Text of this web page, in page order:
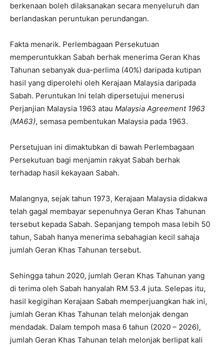
berkenaan boleh dilaksanakan secara menyeluruh dan
berlandaskan peruntukan perundangan.
Fakta menarik. Perlembagaan Persekutuan
memperuntukkan Sabah berhak menerima Geran Khas
Tahunan sebanyak dua-perlima (40%) daripada kutipan
hasil yang diperolehi oleh Kerajaan Malaysia daripada
Sabah. Peruntukan Ini telah dipersetujui menerusi
Perjanjian Malaysia 1963 atau Malaysia Agreement 1963
(MA63), semasa pembentukan Malaysia pada 1963.
Persetujuan ini dimaktubkan di bawah Perlembagaan
Persekutuan bagi menjamin rakyat Sabah berhak
terhadap hasil kekayaan Sabah.
Malangnya, sejak tahun 1973, Kerajaan Malaysia didakwa
telah gagal membayar sepenuhnya Geran Khas Tahunan
tersebut kepada Sabah. Sepanjang tempoh masa lebih 50
tahun, Sabah hanya menerima sebahagian kecil sahaja
jumlah Geran Khas Tahunan tersebut.
Sehingga tahun 2020, jumlah Geran Khas Tahunan yang
di terima oleh Sabah hanyalah RM 53.4 juta. Selepas itu,
hasil kegigihan Kerajaan Sabah memperjuangkan hak ini,
jumlah Geran Khas Tahunan telah melonjak dengan
mendadak. Dalam tempoh masa 6 tahun (2020 – 2026),
jumlah Geran Khas Tahunan telah melonjak berlipat kali